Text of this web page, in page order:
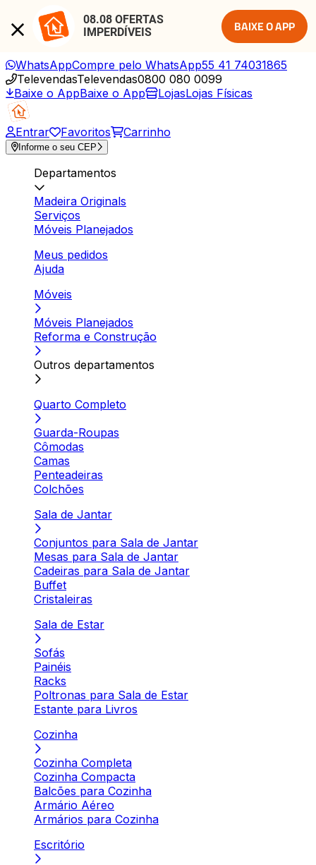
08.08 OFERTAS
IMPERDÍVEIS
BAIXE O APP
WhatsAppCompre pelo WhatsApp55 41 74031865
TelevendasTelevendas0800 080 0099
Baixe o AppBaixe o App LojasLojas Físicas
Entrar Favoritos Carrinho
Informe o seu CEP
Departamentos
Madeira Originals
Serviços
Móveis Planejados
Meus pedidos
Ajuda
Móveis
Móveis Planejados
Reforma e Construção
Outros departamentos
Quarto Completo
Guarda-Roupas
Cômodas
Camas
Penteadeiras
Colchões
Sala de Jantar
Conjuntos para Sala de Jantar
Mesas para Sala de Jantar
Cadeiras para Sala de Jantar
Buffet
Cristaleiras
Sala de Estar
Sofás
Painéis
Racks
Poltronas para Sala de Estar
Estante para Livros
Cozinha
Cozinha Completa
Cozinha Compacta
Balcões para Cozinha
Armário Aéreo
Armários para Cozinha
Escritório